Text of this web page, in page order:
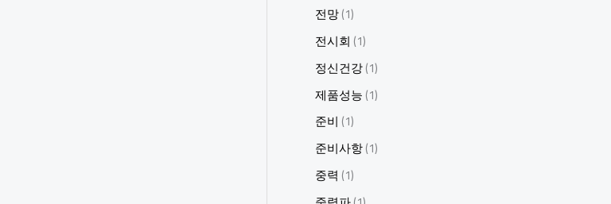
전망(1)
전시회 (1)
정신건강(1)
제품성능(1)
준비 (1)
준비사항(1)
중력 (1)